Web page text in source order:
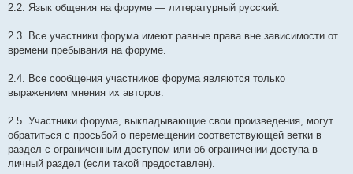
2.2. Язык общения на форуме — литературный русский.
2.3. Все участники форума имеют равные права вне зависимости от
времени пребывания на форуме.
2.4. Все сообщения участников форума являются только
выражением мнения их авторов.
2.5. Участники форума, выкладывающие свои произведения, могут
обратиться с просьбой о перемещении соответствующей ветки в
раздел с ограниченным доступом или об ограничении доступа в
личный раздел (если такой предоставлен).